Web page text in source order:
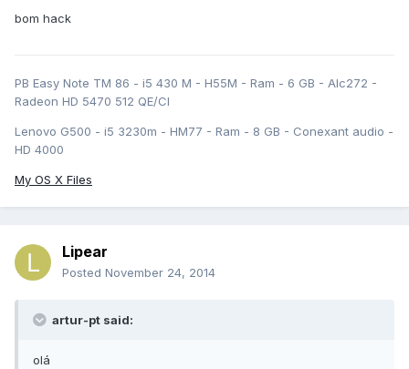
bom hack
PB Easy Note TM 86 - i5 430 M - H55M - Ram - 6 GB - Alc272 -
Radeon HD 5470 512 QE/CI
Lenovo G500 - i5 3230m - HM77 - Ram - 8 GB - Conexant audio -
HD 4000
My OS X Files
Lipear
Posted November 24, 2014
artur-pt said:
olá